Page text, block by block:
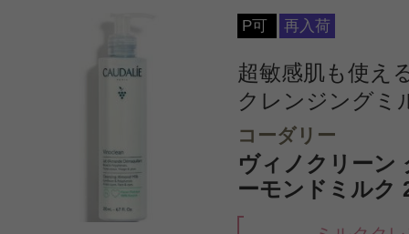
P可 再入荷
超敏感肌も使え
クレンジングミ
コーダリー
ヴィノクリーン
ーモンドミルク